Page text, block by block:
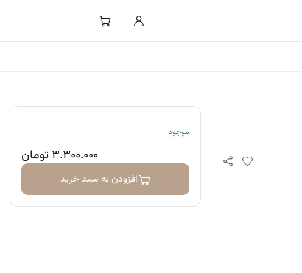
موجود
۳.۳۰۰.۰۰۰تومان
افزودن به سبد خرید